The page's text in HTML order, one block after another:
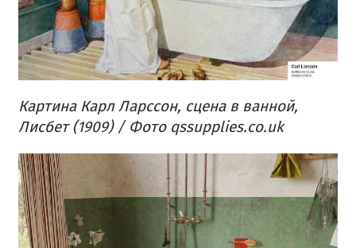
Картина Карл Ларссон, сцена в ванной,
Лисбет (1909) / Фото qssupplies.co.uk